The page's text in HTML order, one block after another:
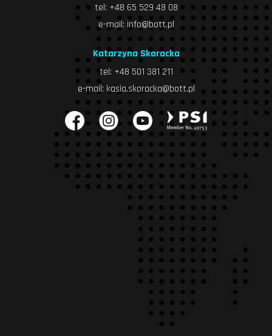
tel: +48 65 529 48 08
e-mail: info@bott.pl
Katarzyna Skoracka
tel: +48 501 381 211
e-mail: kasia.skoracka@bott.pl